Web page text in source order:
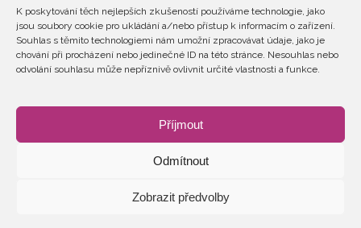
K poskytování těch nejlepších zkušeností používáme technologie, jako
jsou soubory cookie pro ukládání a/nebo přístup k informacím o zařízení.
Souhlas s těmito technologiemi nám umožní zpracovávat údaje, jako je
chování při procházení nebo jedinečné ID na této stránce. Nesouhlas nebo
odvolání souhlasu může nepříznivě ovlivnit určité vlastnosti a funkce.
Příjmout
Odmítnout
Zobrazit předvolby
Tešíme sa na vás!
Predajný formulár je vytvorený v systéme
2026 © Ženy v energetice